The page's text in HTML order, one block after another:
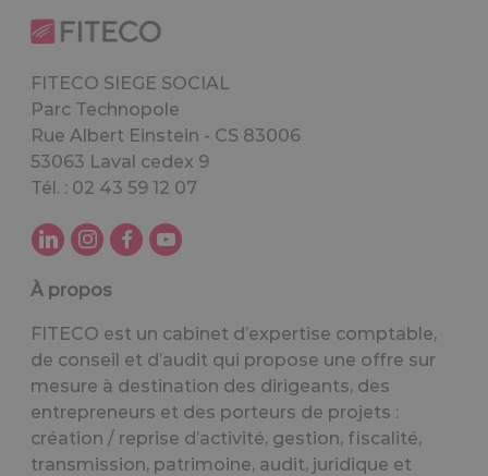
FITECO SIEGE SOCIAL
Parc Technopole
Rue Albert Einstein - CS 83006
53063 Laval cedex 9
Tél. : 02 43 59 12 07
À propos
FITECO est un cabinet d’expertise comptable,
de conseil et d’audit qui propose une offre sur
mesure à destination des dirigeants, des
entrepreneurs et des porteurs de projets :
création / reprise d’activité, gestion, fiscalité,
transmission, patrimoine, audit, juridique et